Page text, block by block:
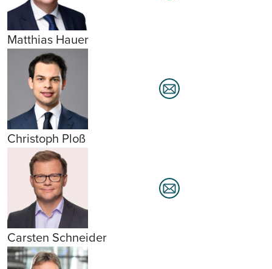
Matthias Hauer
Christoph Ploß
Carsten Schneider